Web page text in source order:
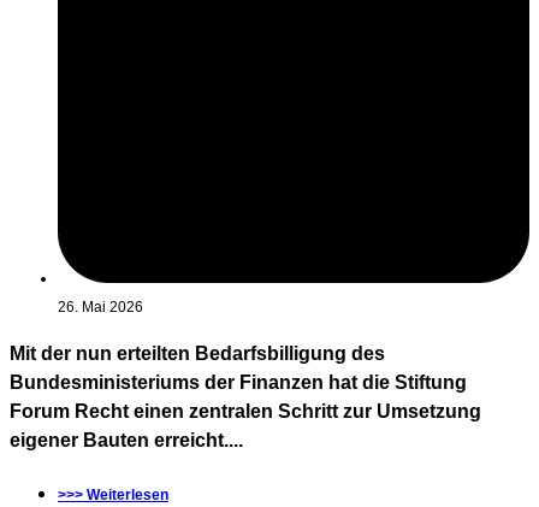
26. Mai 2026
Mit der nun erteilten Bedarfsbilligung des
Bundesministeriums der Finanzen hat die Stiftung
Forum Recht einen zentralen Schritt zur Umsetzung
eigener Bauten erreicht....
>>> Weiterlesen